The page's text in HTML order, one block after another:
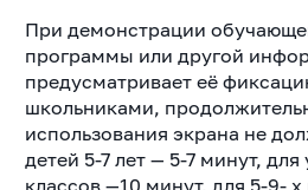
При демонстрации
программы или другой
предусматривает её
школьниками,
использования экрана не
детей 5-7 лет — 5-7 минут,